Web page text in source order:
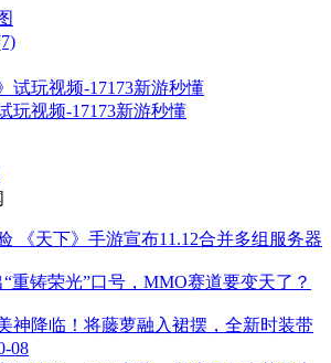
玩视频-17173新游秒懂
《天下》手游宣布11.12合并多组服务器
“重铸荣光”口号，MMO赛道要变天了？
神降临！将藤萝融入裙摆，全新时装带
08